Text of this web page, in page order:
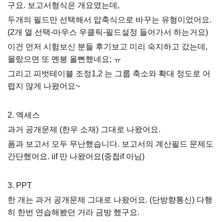
구요. 보고서형식은 개요였는데,
두개의 필드만 선택해서 압축식으로 바꾸는 유형이었어요.
(2개 열 선택-마우스 우클릭-필드설정 들어가서 하는거요)
이건 먼저 시험보신 분들 후기보고 미리 숙지하고 갔는데,
몰랐으면 또 멘붕 올뻔했네요; ㅠ
그리고 피벗테이블 조정1,2 는 그룹 축소와 확대 정도로 어
렵지 않게 나왔어요~
2. 엑세스
과거 공개문제 (한우 소재) 그대로 나왔어요.
폼과 보고서 모두 무난했습니다. 보고서의 계산필드 문제도
간단했어요. iif 만 나왔어요(중첩if 아님)
3. PPT
한 개는 과거 공개문제 그대로 나왔어요. (단방향통신) 다행
히 한번 연습해봤던 거라 금방 했구요.